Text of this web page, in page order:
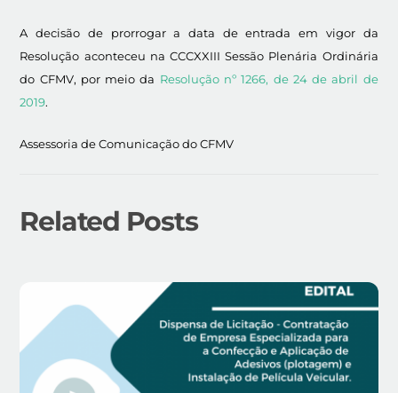
A decisão de prorrogar a data de entrada em vigor da
Resolução aconteceu na CCCXXIII Sessão Plenária Ordinária
do CFMV, por meio da Resolução nº 1266, de 24 de abril de
2019.
Assessoria de Comunicação do CFMV
Related Posts